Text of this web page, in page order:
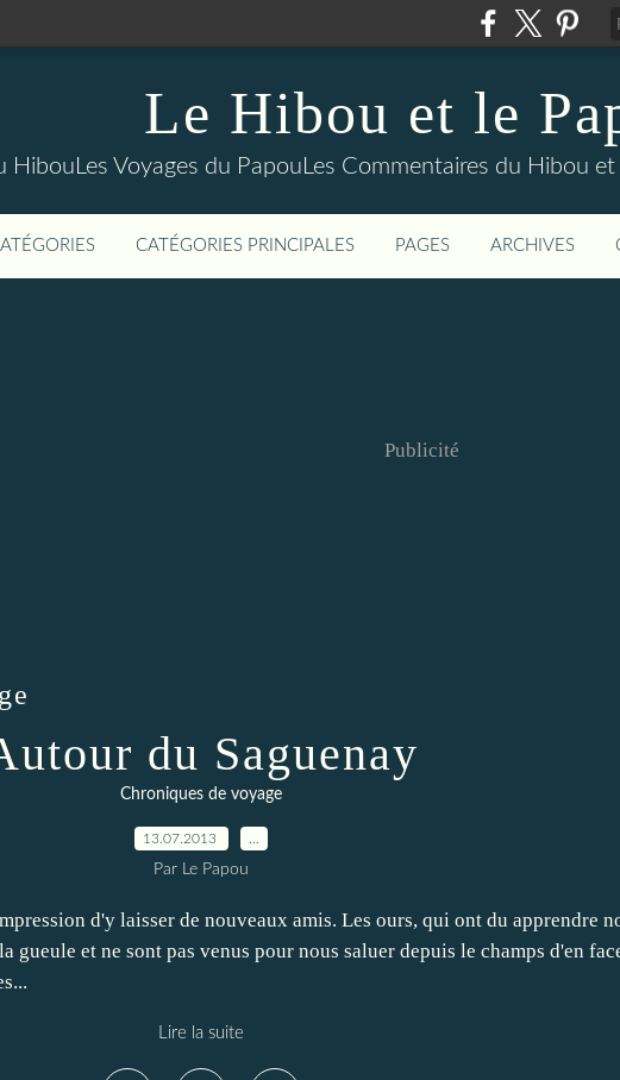
Le Hibou et le
HibouLes Voyages du PapouLes Commentaires du Hibou
CATÉGORIES PRINCIPALES PAGES ARCHIVES
Publicité
du Saguenay
Chroniques de voyage
13.07.2013
Par Le Papou
d'y laisser de nouveaux amis. Les ours, qui ont du apprendre
gueule et ne sont pas venus pour nous saluer depuis le champs d'en
Lire la suite